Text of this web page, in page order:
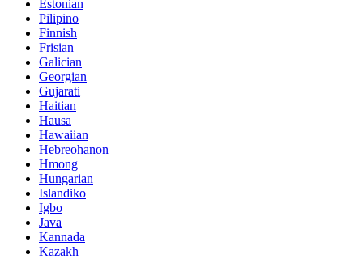
Estonian
Pilipino
Finnish
Frisian
Galician
Georgian
Gujarati
Haitian
Hausa
Hawaiian
Hebreohanon
Hmong
Hungarian
Islandiko
Igbo
Java
Kannada
Kazakh